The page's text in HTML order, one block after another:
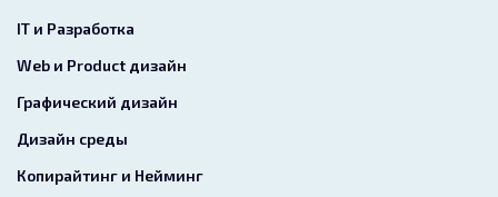
IT и Разработка
Web и Product дизайн
Графический дизайн
Дизайн среды
Копирайтинг и Нейминг